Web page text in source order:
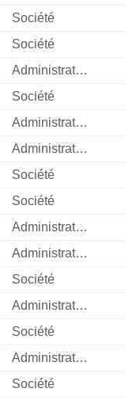
Société
Société
Administrateur
Société
Administrateur
Administrateur
Société
Société
Administrateur
Administrateur
Société
Administrateur
Société
Administrateur
Société